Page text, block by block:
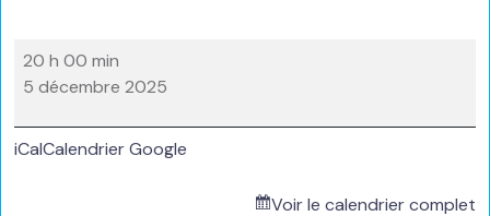
NUIT
DU
-
Téléthon
20 h 00 min
5 décembre 2025
iCalCalendrier Google
Voir le calendrier complet